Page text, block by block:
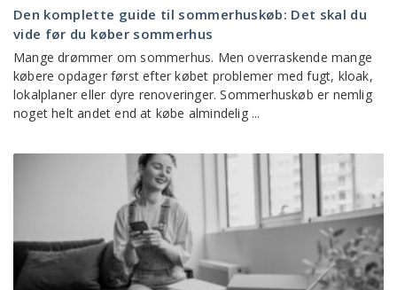
Den komplette guide til sommerhuskøb: Det skal du
vide før du køber sommerhus
Mange drømmer om sommerhus. Men overraskende mange
købere opdager først efter købet problemer med fugt, kloak,
lokalplaner eller dyre renoveringer. Sommerhuskøb er nemlig
noget helt andet end at købe almindelig ...